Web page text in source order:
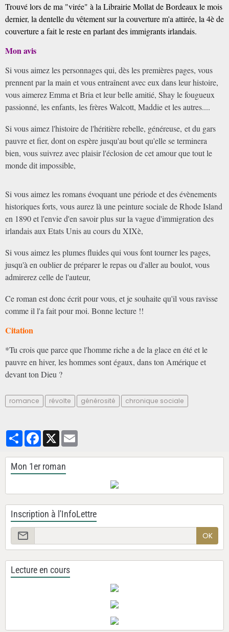
Trouvé lors de ma "virée" à la Librairie Mollat de Bordeaux le mois
dernier, la dentelle du vêtement sur la couverture m'a attirée, la 4è de
couverture a fait le reste en parlant des immigrants irlandais.
Mon avis
Si vous aimez les personnages qui, dès les premières pages, vous
prennent par la main et vous entraînent avec eux dans leur histoire,
vous aimerez Emma et Bria et leur belle amitié, Shay le fougueux
passionné, les enfants, les frères Walcott, Maddie et les autres....
Si vous aimez l'histoire de l'héritière rebelle, généreuse, et du gars
pauvre et fier, dont on espère jusqu'au bout qu'elle se terminera
bien, vous suivrez avec plaisir l'éclosion de cet amour que tout le
monde dit impossible,
Si vous aimez les romans évoquant une période et des évènements
historiques forts, vous aurez là une peinture sociale de Rhode Island
en 1890 et l'envie d'en savoir plus sur la vague d'immigration des
irlandais aux Etats Unis au cours du XIXè,
Si vous aimez les plumes fluides qui vous font tourner les pages,
jusqu'à en oublier de préparer le repas ou d'aller au boulot, vous
admirerez celle de l'auteur,
Ce roman est donc écrit pour vous, et je souhaite qu'il vous ravisse
comme il l'a fait pour moi. Bonne lecture !!
Citation
*Tu crois que parce que l'homme riche a de la glace en été et le
pauvre en hiver, les hommes sont égaux, dans ton Amérique et
devant ton Dieu ?
romance révolte générosité chronique sociale
PartagerFacebook
X
Mon 1er roman
Inscription à l'InfoLettre
OK
Lecture en cours